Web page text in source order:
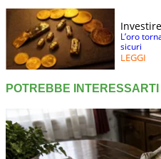
L’oro
sicuri
LEGGI